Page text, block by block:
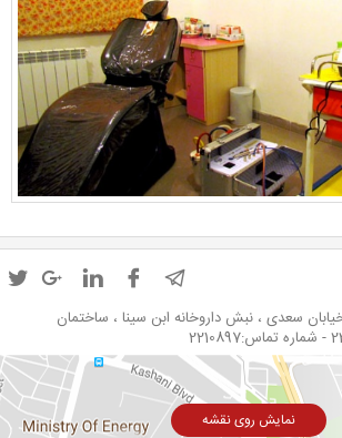
سعدی ، نبش داروخانه ابن سینا ، ساختمان
نمایش روی نقشه